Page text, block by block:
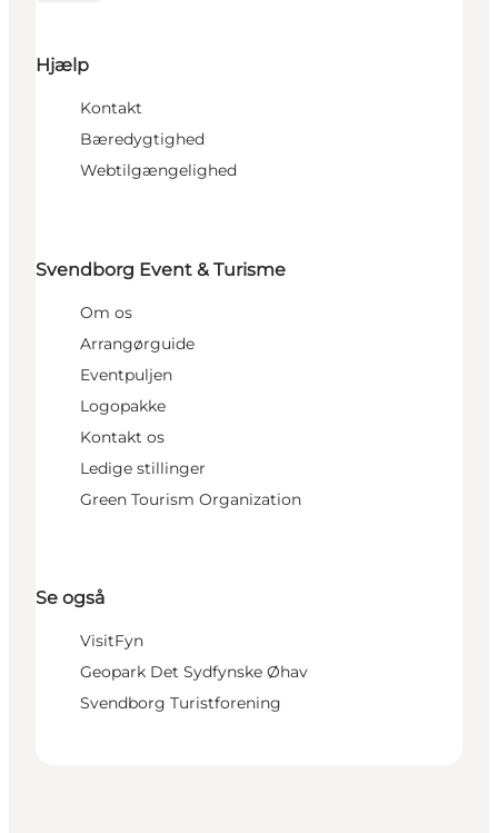
Hjælp
Kontakt
Bæredygtighed
Webtilgængelighed
Svendborg Event & Turisme
Om os
Arrangørguide
Eventpuljen
Logopakke
Kontakt os
Ledige stillinger
Green Tourism Organization
Se også
VisitFyn
Geopark Det Sydfynske Øhav
Svendborg Turistforening